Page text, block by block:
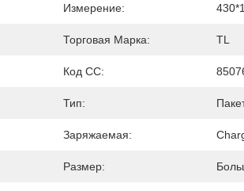
Измерение:
Торговая Марка: TL
Код СС:
Тип:
Заряжаемая:
Размер: